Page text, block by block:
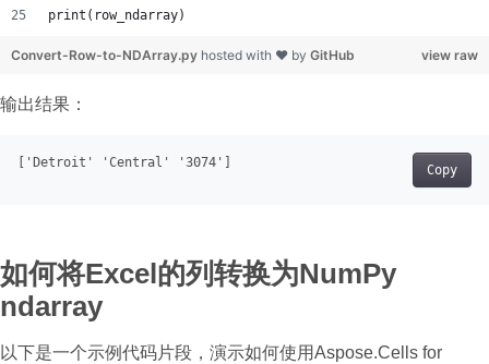
print(row_ndarray)
view raw
Convert-Row-to-NDArray.py hosted with ❤ by GitHub
输出结果：
Copy
'Detroit' 'Central' '3074'
如何将Excel的列转换为NumPy
ndarray
以下是一个示例代码片段，演示如何使用Aspose.Cells for